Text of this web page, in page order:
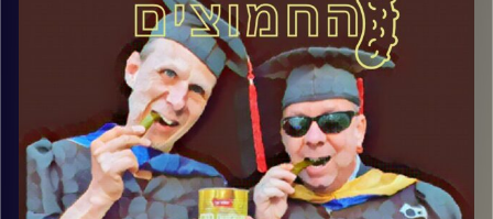
הירשברגר
והפעם: נרטיב השואה בפוליטיקה הישראלית
קרדיט תמונות:AudioVersity